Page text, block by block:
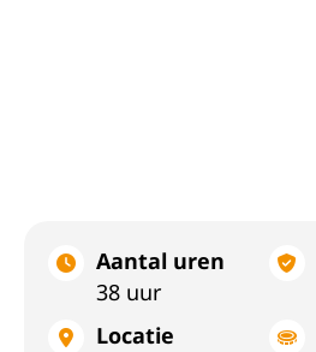
Aantal uren
38 uur
Locatie